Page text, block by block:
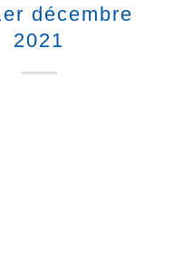
décembre
2021